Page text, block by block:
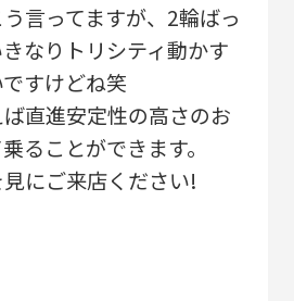
言ってますが、2輪ばっ
なりトリシティ動かす
すけどね笑
直進安定性の高さのお
ることができます。
にご来店ください!